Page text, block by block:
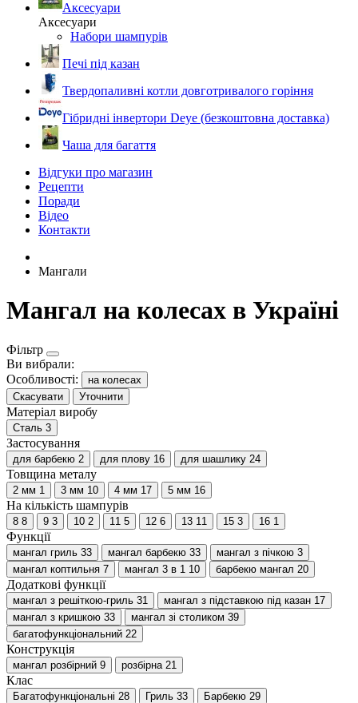
Аксесуари
Аксесуари
Набори шампурів
Печі під казан
Твердопаливні котли довготривалого горіння
Гібридні інвертори Deye (безкоштовна доставка)
Чаша для багаття
Відгуки про магазин
Рецепти
Поради
Відео
Контакти
Мангали
Мангал на колесах в Україні
Фільтр
Ви вибрали:
Особливості:
на колесах
Скасувати
Уточнити
Матеріал виробу
Сталь 3
Застосування
для барбекю 2 для плову 16 для шашлику 24
Товщина металу
2 мм 1 3 мм 10 4 мм 17 5 мм 16
На кількість шампурів
8 8 9 3 10 2 11 5 12 6 13 11 15 3 16 1
Функції
мангал гриль 33 мангал барбекю 33 мангал з пічкою 3
мангал коптильня 7 мангал 3 в 1 10 барбекю мангал 20
Додаткові функції
мангал з решіткою-гриль 31 мангал з підставкою під казан 17
мангал з кришкою 33 мангал зі столиком 39
багатофункціональний 22
Конструкція
мангал розбірний 9 розбірна 21
Клас
Багатофункціональні 28 Гриль 33 Барбекю 29